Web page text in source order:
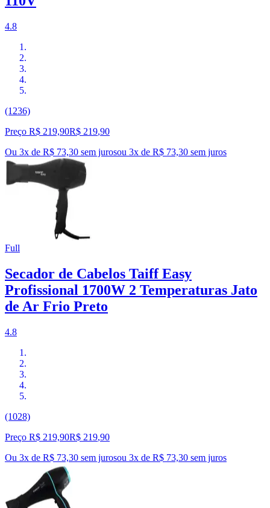
4.8
(1236)
Preço R$ 219,90R$ 219,90
Ou 3x de R$ 73,30 sem jurosou 3x de R$ 73,30 sem juros
Full
Secador de Cabelos Taiff Easy
Profissional 1700W 2 Temperaturas Jato
de Ar Frio Preto
4.8
(1028)
Preço R$ 219,90R$ 219,90
Ou 3x de R$ 73,30 sem jurosou 3x de R$ 73,30 sem juros